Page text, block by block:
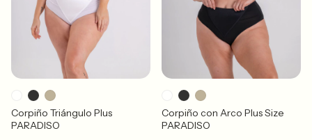
Corpiño Triángulo Plus
PARADISO
Corpiño con Arco Plus Size
PARADISO